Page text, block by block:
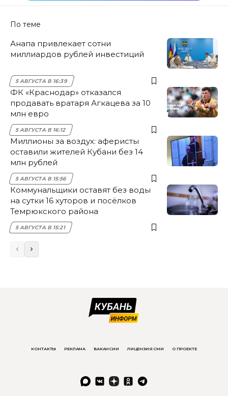
По теме
Анапа привлекает сотни
миллиардов рублей инвестиций
5 АВГУСТА В 16:39
ФК «Краснодар» отказался
продавать вратаря Агкацева за 10
млн евро
5 АВГУСТА В 16:12
Миллионы за воздух: аферисты
оставили жителей Кубани без 14
млн рублей
5 АВГУСТА В 15:56
Коммунальщики оставят без воды
на сутки 16 хуторов и посёлков
Темрюкского района
5 АВГУСТА В 15:21
КОНТАКТЫ РЕКЛАМА ВАКАНСИИ ЛИЦЕНЗИЯ СМИ О ПРОЕКТЕ